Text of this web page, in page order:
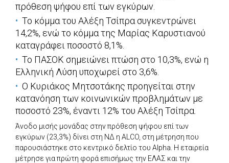
πρόθεση ψήφου επί των εγκύρων.
Το κόμμα του Αλέξη Τσίπρα συγκεντρώνει
14,2%, ενώ το κόμμα της Μαρίας Καρυστιανού
καταγράφει ποσοστό 8,1%.
Το ΠΑΣΟΚ σημειώνει πτώση στο 10,3%, ενώ η
Ελληνική Λύση υποχωρεί στο 3,6%.
Ο Κυριάκος Μητσοτάκης προηγείται στην
κατανόηση των κοινωνικών προβλημάτων με
ποσοστό 23%, έναντι 12% του Αλέξη Τσίπρα.
Άνοδο μισής μονάδας στην πρόθεση ψήφου επί των
εγκύρων (23,3%) δίνει στη ΝΔ η ALCO, στη μέτρηση που
παρουσιάστηκε στο κεντρικό δελτίο του Alpha. Η εταιρεία
μέτρησε για πρώτη φορά επισήμως την ΕΛΑΣ και την